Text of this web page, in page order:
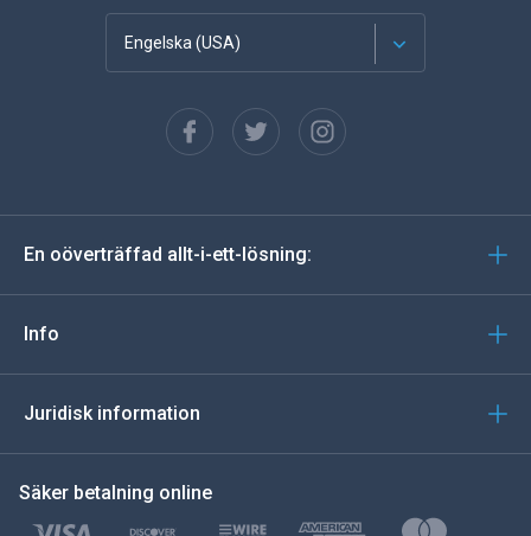
Engelska (USA)
Spanska
tyska
Türkçe
En oöverträffad allt-i-ett-lösning:
Info
Juridisk information
Säker betalning online